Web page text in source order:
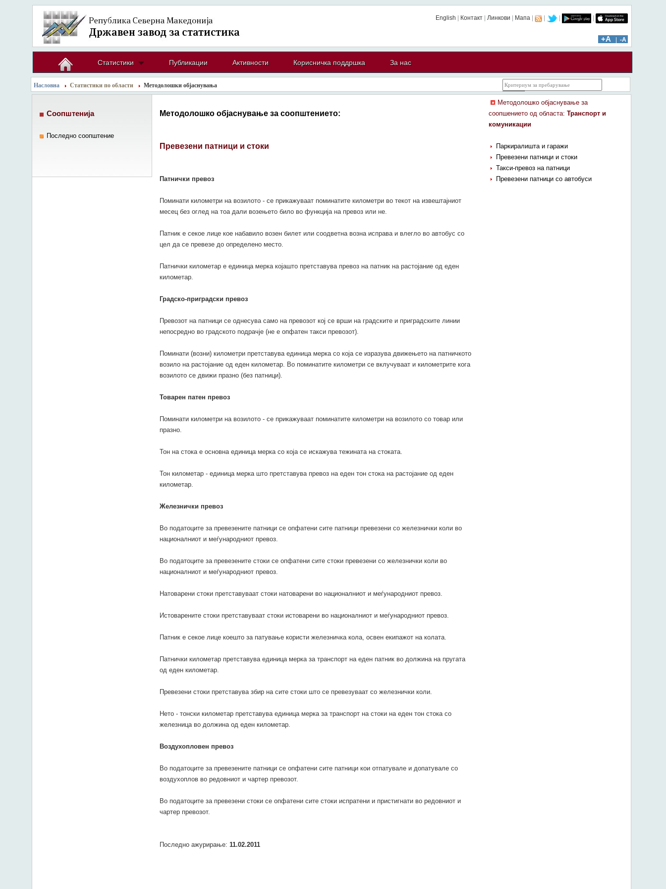
English Контакт |Линкови Мапа |
+A -A
Статистики Публикации Активности Корисничка поддршка За нас
Насловна Статистики по области Методолошки објаснувања
Методолошко објаснување за соопштението:
Превезени патници и стоки
Патнички превоз
Поминати километри на возилото - се прикажуваат поминатите километри во текот на извештајниот
месец без оглед на тоа дали возењето било во функција на превоз или не.
Патник е секое лице кое набавило возен билет или соодветна возна исправа и влегло во автобус со
цел да се превезе до определено место.
Патнички километар е единица мерка којашто претставува превоз на патник на растојание од еден
километар.
Градско-приградски превоз
Превозот на патници се однесува само на превозот кој се врши на градските и приградските линии
непосредно во градското подрачје (не е опфатен такси превозот).
Поминати (возни) километри претставува единица мерка со која се изразува движењето на патничкото
возило на растојание од еден километар. Во поминатите километри се вклучуваат и километрите кога
возилото се движи празно (без патници).
Товарен патен превоз
Поминати километри на возилото - се прикажуваат поминатите километри на возилото со товар или
празно.
Тон на стока е основна единица мерка со која се искажува тежината на стоката.
Тон километар - единица мерка што претставува превоз на еден тон стока на растојание од еден
километар.
Железнички превоз
Во податоците за превезените патници се опфатени сите патници превезени со железнички коли во
националниот и меѓународниот превоз.
Во податоците за превезените стоки се опфатени сите стоки превезени со железнички коли во
националниот и меѓународниот превоз.
Натоварени стоки претставуваат стоки натоварени во националниот и меѓународниот превоз.
Истоварените стоки претставуваат стоки истоварени во националниот и меѓународниот превоз.
Патник е секое лице коешто за патување користи железничка кола, освен екипажот на колата.
Патнички километар претставува единица мерка за транспорт на еден патник во должина на пругата
од еден километар.
Превезени стоки претставува збир на сите стоки што се превезуваат со железнички коли.
Нето - тонски километар претставува единица мерка за транспорт на стоки на еден тон стока со
железница во должина од еден километар.
Воздухопловен превоз
Во податоците за превезените патници се опфатени сите патници кои отпатувале и допатувале со
воздухоплов во редовниот и чартер превозот.
Во податоците за превезени стоки се опфатени сите стоки испратени и пристигнати во редовниот и
чартер превозот.
Последно ажурирање: 11.02.2011
Соопштенија
Последно соопштение
Методолошко објаснување за
соопшението од областа: Транспорт и
комуникации
Паркиралишта и гаражи
Превезени патници и стоки
Такси-превоз на патници
Превезени патници со автобуси